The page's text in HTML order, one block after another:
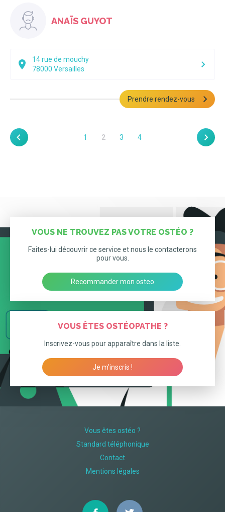
ANAÏS GUYOT
14 rue de mouchy
78000 Versailles
Prendre rendez-vous
1 2 3 4
VOUS NE TROUVEZ PAS VOTRE OSTÉO ?
Faites-lui découvrir ce service et nous le contacterons
pour vous.
Recommander mon osteo
VOUS ÊTES OSTÉOPATHE ?
Inscrivez-vous pour apparaître dans la liste.
Je m’inscris !
Vous êtes ostéo ?
Standard téléphonique
Contact
Mentions légales